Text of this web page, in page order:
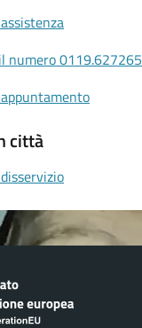
numero 0119.627265
città